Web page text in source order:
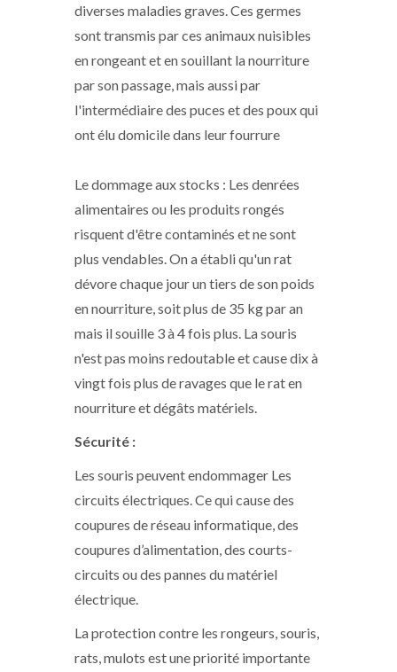
diverses maladies graves. Ces germes
sont transmis par ces animaux nuisibles
en rongeant et en souillant la nourriture
par son passage, mais aussi par
l'intermédiaire des puces et des poux qui
ont élu domicile dans leur fourrure
Le dommage aux stocks : Les denrées
alimentaires ou les produits rongés
risquent d'être contaminés et ne sont
plus vendables. On a établi qu'un rat
dévore chaque jour un tiers de son poids
en nourriture, soit plus de 35 kg par an
mais il souille 3 à 4 fois plus. La souris
n'est pas moins redoutable et cause dix à
vingt fois plus de ravages que le rat en
nourriture et dégâts matériels.
Sécurité :
Les souris peuvent endommager Les
circuits électriques. Ce qui cause des
coupures de réseau informatique, des
coupures d’alimentation, des courts-
circuits ou des pannes du matériel
électrique.
La protection contre les rongeurs, souris,
rats, mulots est une priorité importante